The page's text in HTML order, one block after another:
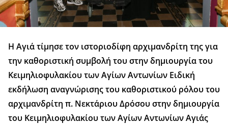
Η Αγιά τίμησε τον ιστοριοδίφη αρχιμανδρίτη της για
την καθοριστική συμβολή του στην δημιουργία του
Κειμηλιοφυλακίου των Αγίων Αντωνίων Ειδική
εκδήλωση αναγνώρισης του καθοριστικού ρόλου του
αρχιμανδρίτη π. Νεκτάριου Δρόσου στην δημιουργία
του Κειμηλιοφυλακίου των Αγίων Αντωνίων Αγιάς